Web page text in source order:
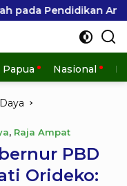
Anak Kinerja
Nasional
, Raja Ampat
PBD
Orideko: